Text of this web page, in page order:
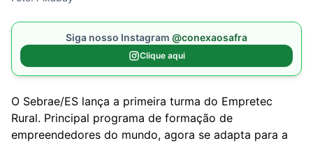
Siga nosso Instagram @conexaosafra
Clique aqui
O Sebrae/ES lança a primeira turma do Empretec
Rural. Principal programa de formação de
empreendedores do mundo, agora se adapta para a